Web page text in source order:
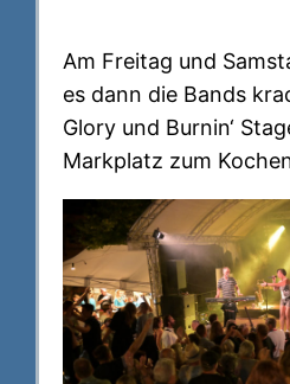
Am Freitag und
es dann die Bands
Glory und Burnin‘
Markplatz zum